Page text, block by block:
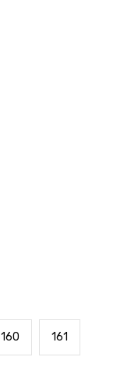
160 161